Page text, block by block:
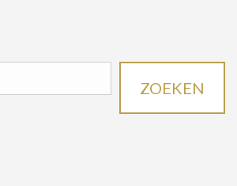
ZOEKEN